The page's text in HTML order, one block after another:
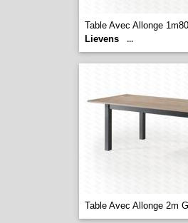
Table Avec Allonge
Lievens
...
Table Avec Allonge 2m